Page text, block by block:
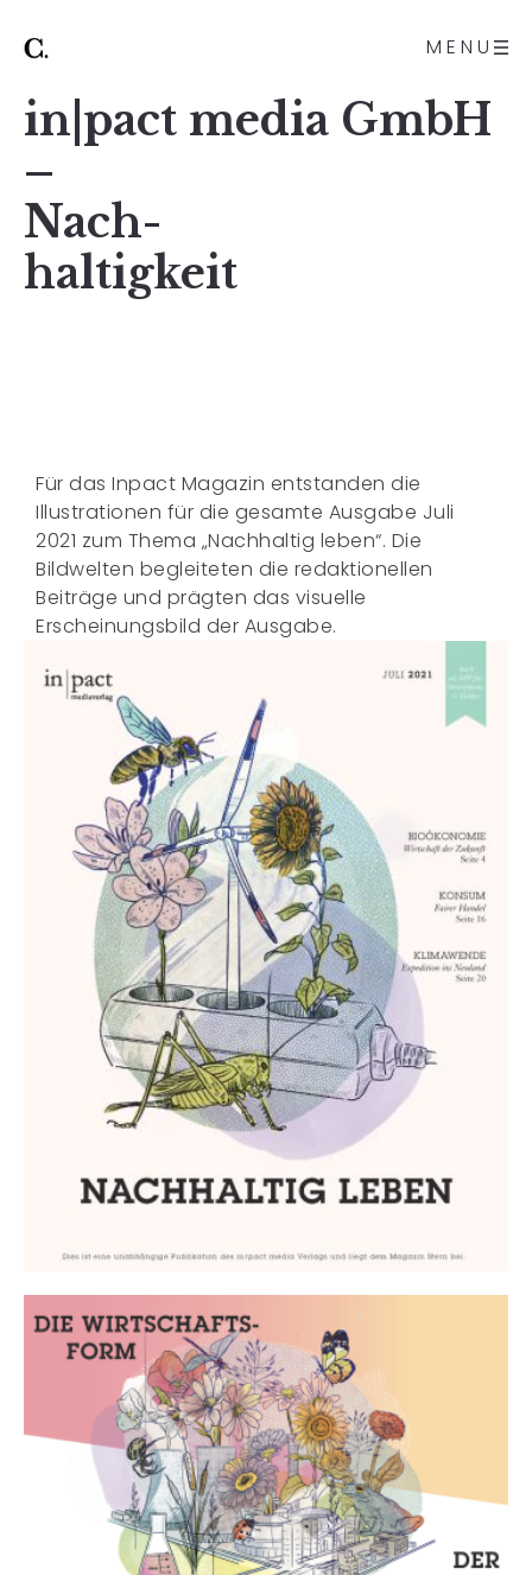
MENU
in|pact media GmbH
–
Nach-
haltigkeit
Für das Inpact Magazin entstanden die
Illustrationen für die gesamte Ausgabe Juli
2021 zum Thema „Nachhaltig leben“. Die
Bildwelten begleiteten die redaktionellen
Beiträge und prägten das visuelle
Erscheinungsbild der Ausgabe.